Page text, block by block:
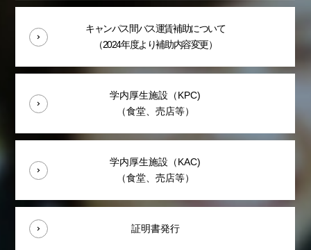
キャンパス間バス運賃補助について
（2024年度より補助内容変更）
学内厚生施設（KPC)
（食堂、売店等）
学内厚生施設（KAC)
（食堂、売店等）
証明書発行